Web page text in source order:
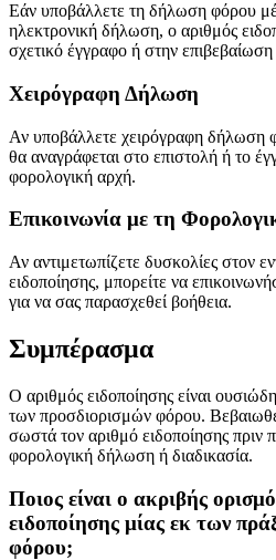
Εάν υποβάλλετε τη δήλωση φόρου
ηλεκτρονική δήλωση, ο αριθμός
σχετικό έγγραφο ή στην
Χειρόγραφη Δήλωση
Αν υποβάλλετε χειρόγραφη δήλωση
θα αναγράφεται στο επιστολή ή το
φορολογική αρχή.
Επικοινωνία με τη
Αν αντιμετωπίζετε δυσκολίες στον
ειδοποίησης, μπορείτε να
για να σας παρασχεθεί βοήθεια.
Συμπέρασμα
Ο αριθμός ειδοποίησης είναι
των προσδιορισμών φόρου.
σωστά τον αριθμό ειδοποίησης πριν
φορολογική δήλωση ή διαδικασία.
Ποιος είναι ο ακριβής
ειδοποίησης μίας εκ των
φόρου;